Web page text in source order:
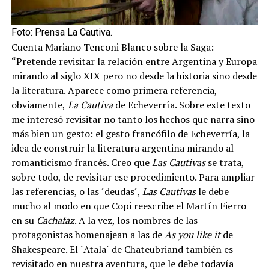
Foto: Prensa La Cautiva.
Cuenta Mariano Tenconi Blanco sobre la Saga:
“Pretende revisitar la relación entre Argentina y Europa
mirando al siglo XIX pero no desde la historia sino desde
la literatura. Aparece como primera referencia,
obviamente, La Cautivade Echeverría. Sobre este texto
me interesó revisitar no tanto los hechos que narra sino
más bien un gesto: el gesto francófilo de Echeverría, la
idea de construir la literatura argentina mirando al
romanticismo francés. Creo queLas Cautivasse trata,
sobre todo, de revisitar ese procedimiento. Para ampliar
las referencias, o las ´deudas´, Las Cautivasle debe
mucho al modo en que Copi reescribe el Martín Fierro
en su Cachafaz. A la vez, los nombres de las
protagonistas homenajean a las deAs you like itde
Shakespeare. El ´Atala´ de Chateubriand también es
revisitado en nuestra aventura, que le debe todavía